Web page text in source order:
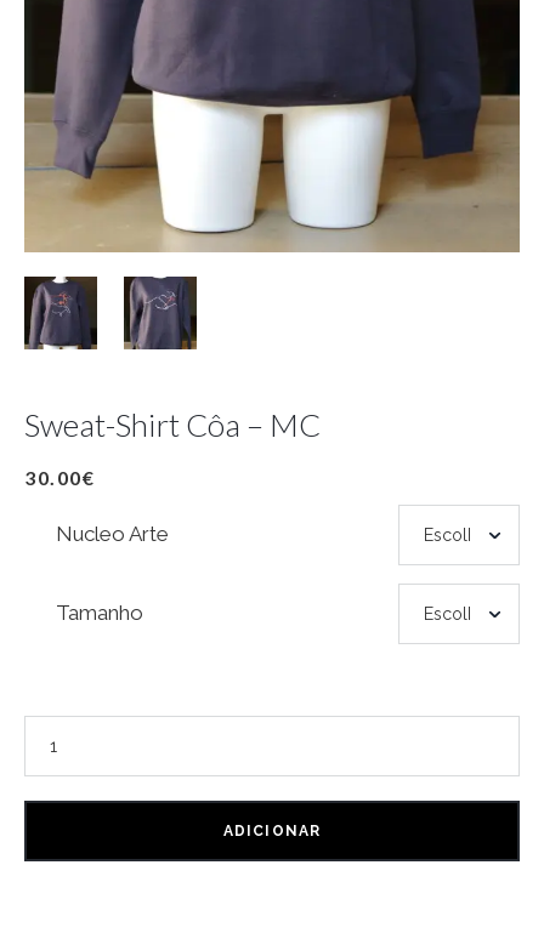
Sweat-Shirt Côa – MC
30.00€
Nucleo Arte
Tamanho
ADICIONAR